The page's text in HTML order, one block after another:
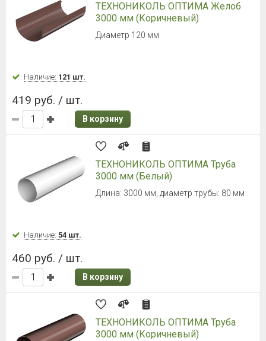
ТЕХНОНИКОЛЬ ОПТИМА Желоб
3000 мм (Коричневый)
Диаметр 120 мм
Наличие: 121 шт.
419 руб. / шт.
В корзину
ТЕХНОНИКОЛЬ ОПТИМА Труба
3000 мм (Белый)
Длина: 3000 мм, диаметр трубы: 80 мм
Наличие: 54 шт.
460 руб. / шт.
В корзину
ТЕХНОНИКОЛЬ ОПТИМА Труба
3000 мм (Коричневый)